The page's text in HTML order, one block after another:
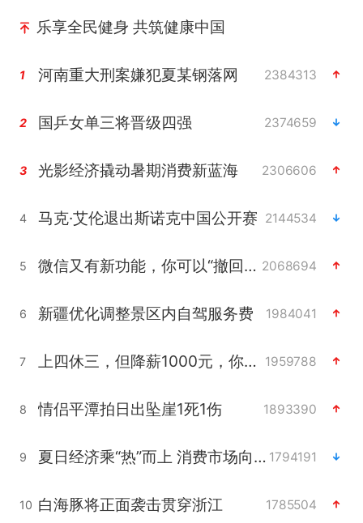
乐享全民健身 共筑健康中国
1 河南重大刑案嫌犯夏某钢落网 2384313
2 国乒女单三将晋级四强 2374659
3 光影经济撬动暑期消费新蓝海 2306606
4 马克·艾伦退出斯诺克中国公开赛 2144534
5 微信又有新功能，你可以“撤回”你的撤回了！ 2068694
6 新疆优化调整景区内自驾服务费 1984041
7 上四休三，但降薪1000元，你接受吗？ 1959788
8 情侣平潭拍日出坠崖1死1伤 1893390
9 夏日经济乘“热”而上 消费市场向“新”而行 1794191
10 白海豚将正面袭击贯穿浙江 1785504